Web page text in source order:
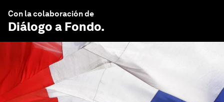
Con la colaboración de
Diálogo a Fondo.